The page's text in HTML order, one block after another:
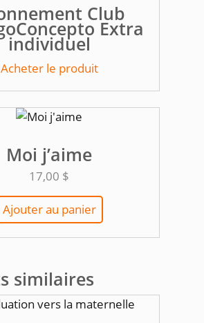
Club
Extra
individuel
Acheter le produit
Moi j’aime
17,00 $
Ajouter au panier
similaires